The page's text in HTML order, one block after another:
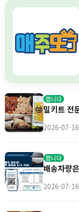
팝니다
밀키트 전
2026-07-16
팝니다
배송차량
2026-07-16